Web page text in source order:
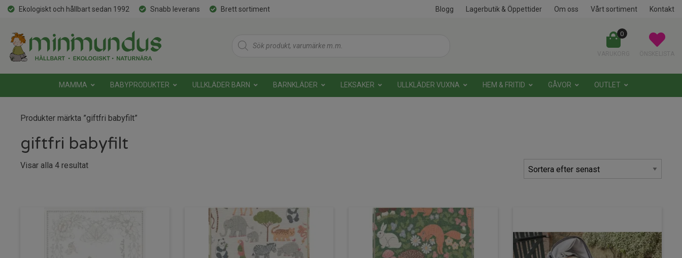
Ekologiskt och hållbart sedan 1992 Snabb leverans Brett sortiment Blogg Lagerbutik & Öppettider Om oss Vårt sortiment Kontakt
Products
search
0
MAMMA BABYPRODUKTER ULLKLÄDER BARN BARNKLÄDER LEKSAKER ULLKLÄDER VUXNA HEM & FRITID GÅVOR OUTLET
Produkter märkta ”giftfri babyfilt”
giftfri babyfilt
Visar alla 4 resultatSortera